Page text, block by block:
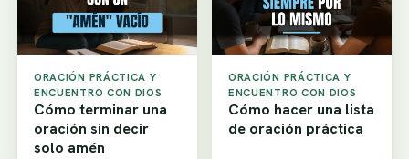
ORACIÓN PRÁCTICA Y
ENCUENTRO CON DIOS
Cómo terminar una
oración sin decir
solo amén
ORACIÓN PRÁCTICA Y
ENCUENTRO CON DIOS
Cómo hacer una lista
de oración práctica